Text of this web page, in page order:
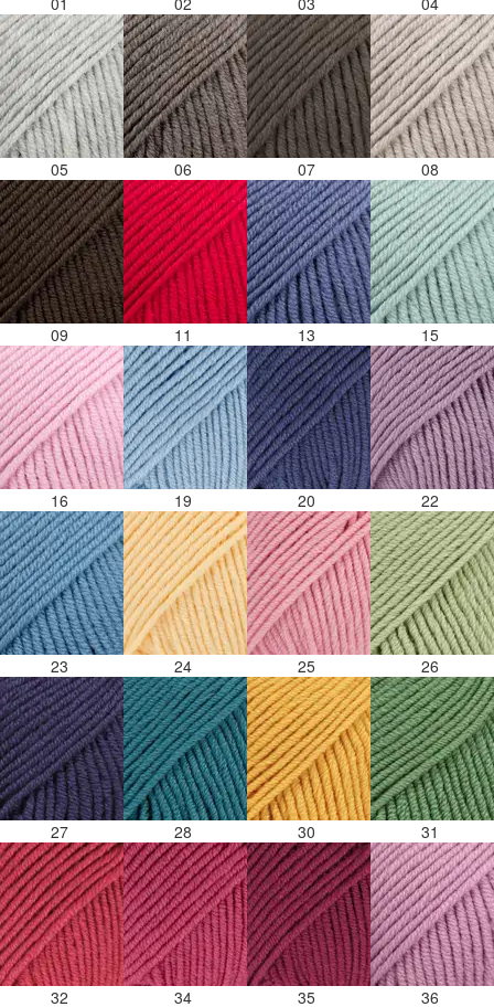
05 06 07 08
09 11 13 15
16 19 20 22
23 24 25 26
27 28 30 31
32 34 35 36